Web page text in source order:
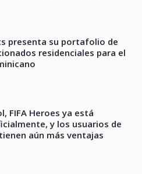
presenta su portafolio de
residenciales para el
FIFA Heroes ya está
y los usuarios de
aún más ventajas